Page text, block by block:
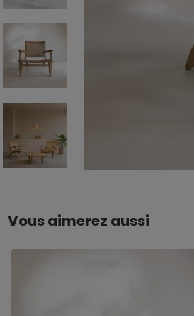
Vous aimerez aussi